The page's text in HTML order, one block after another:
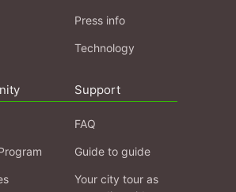
Press info
Technology
Support
FAQ
Guide to guide
Your city tour as